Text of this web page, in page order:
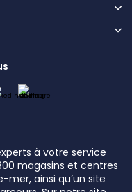
à votre service
magasins et centres
mer, ainsi qu’un site